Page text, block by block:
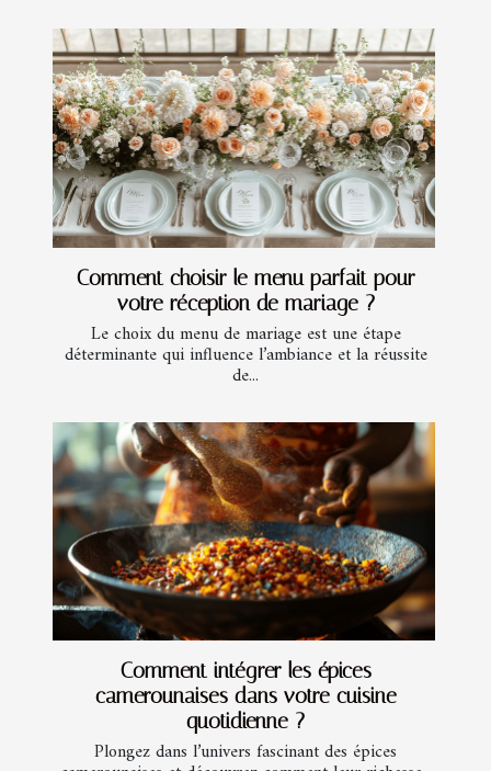
Comment choisir le menu parfait pour
votre réception de mariage ?
Le choix du menu de mariage est une étape
déterminante qui influence l’ambiance et la réussite
de...
Comment intégrer les épices
camerounaises dans votre cuisine
quotidienne ?
Plongez dans l’univers fascinant des épices